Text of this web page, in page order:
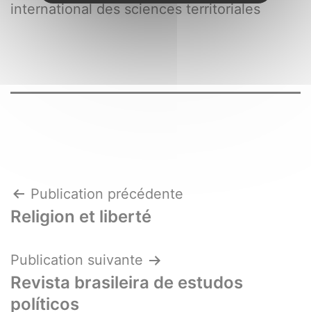
international des sciences territoriales
Navigation
de
l’article
Publication précédente
Religion et liberté
Publication suivante
Revista brasileira de estudos
políticos